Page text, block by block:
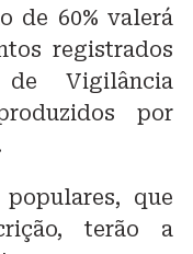
de 60% valerá
registrados
Vigilância
por
que
terão a